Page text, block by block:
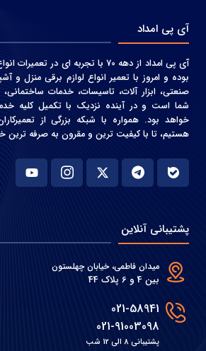
آی پی امداد
آی پی امداد از دهه 70 با تجربه ای در
بوده و امروز با تعمیر انواع لوازم برقی منزل و
صنعتی، ابزار آلات، تاسیسات، خدمات
شما است و در آینده نزدیک با تکمیل کلیه
خواهد بود. همواره با شبکه بزرگی از
هستیم، تا با کیفیت ترین و مقرون به صرفه ترین
پشتیبانی آنلاین
میدان فاطمی، خیابان چهلستون
بین 4 و 6 پلاک 44
021-58941
021-91003098
پشتیبانی 8 الی 12 شب